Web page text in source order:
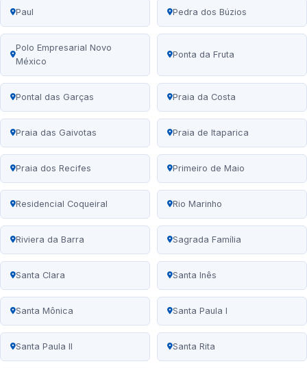
Paul Pedra dos Búzios
Polo Empresarial Novo
México
Ponta da Fruta
Pontal das Garças Praia da Costa
Praia das Gaivotas Praia de Itaparica
Praia dos Recifes Primeiro de Maio
Residencial Coqueiral Rio Marinho
Riviera da Barra Sagrada Família
Santa Clara Santa Inês
Santa Mônica Santa Paula I
Santa Paula II Santa Rita